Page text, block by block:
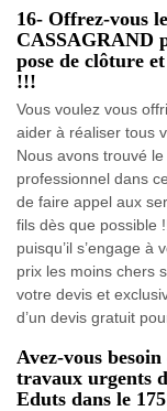
16- Offrez-vous
CASSAGRAND
pose de clôture
!!!
Vous voulez vous
aider à réaliser tous
Nous avons trouvé
professionnel dans
de faire appel aux
fils dès que possible
puisqu’il s’engage
prix les moins chers
votre devis et
d’un devis gratuit
Avez-vous
travaux urgents
Eduts dans le